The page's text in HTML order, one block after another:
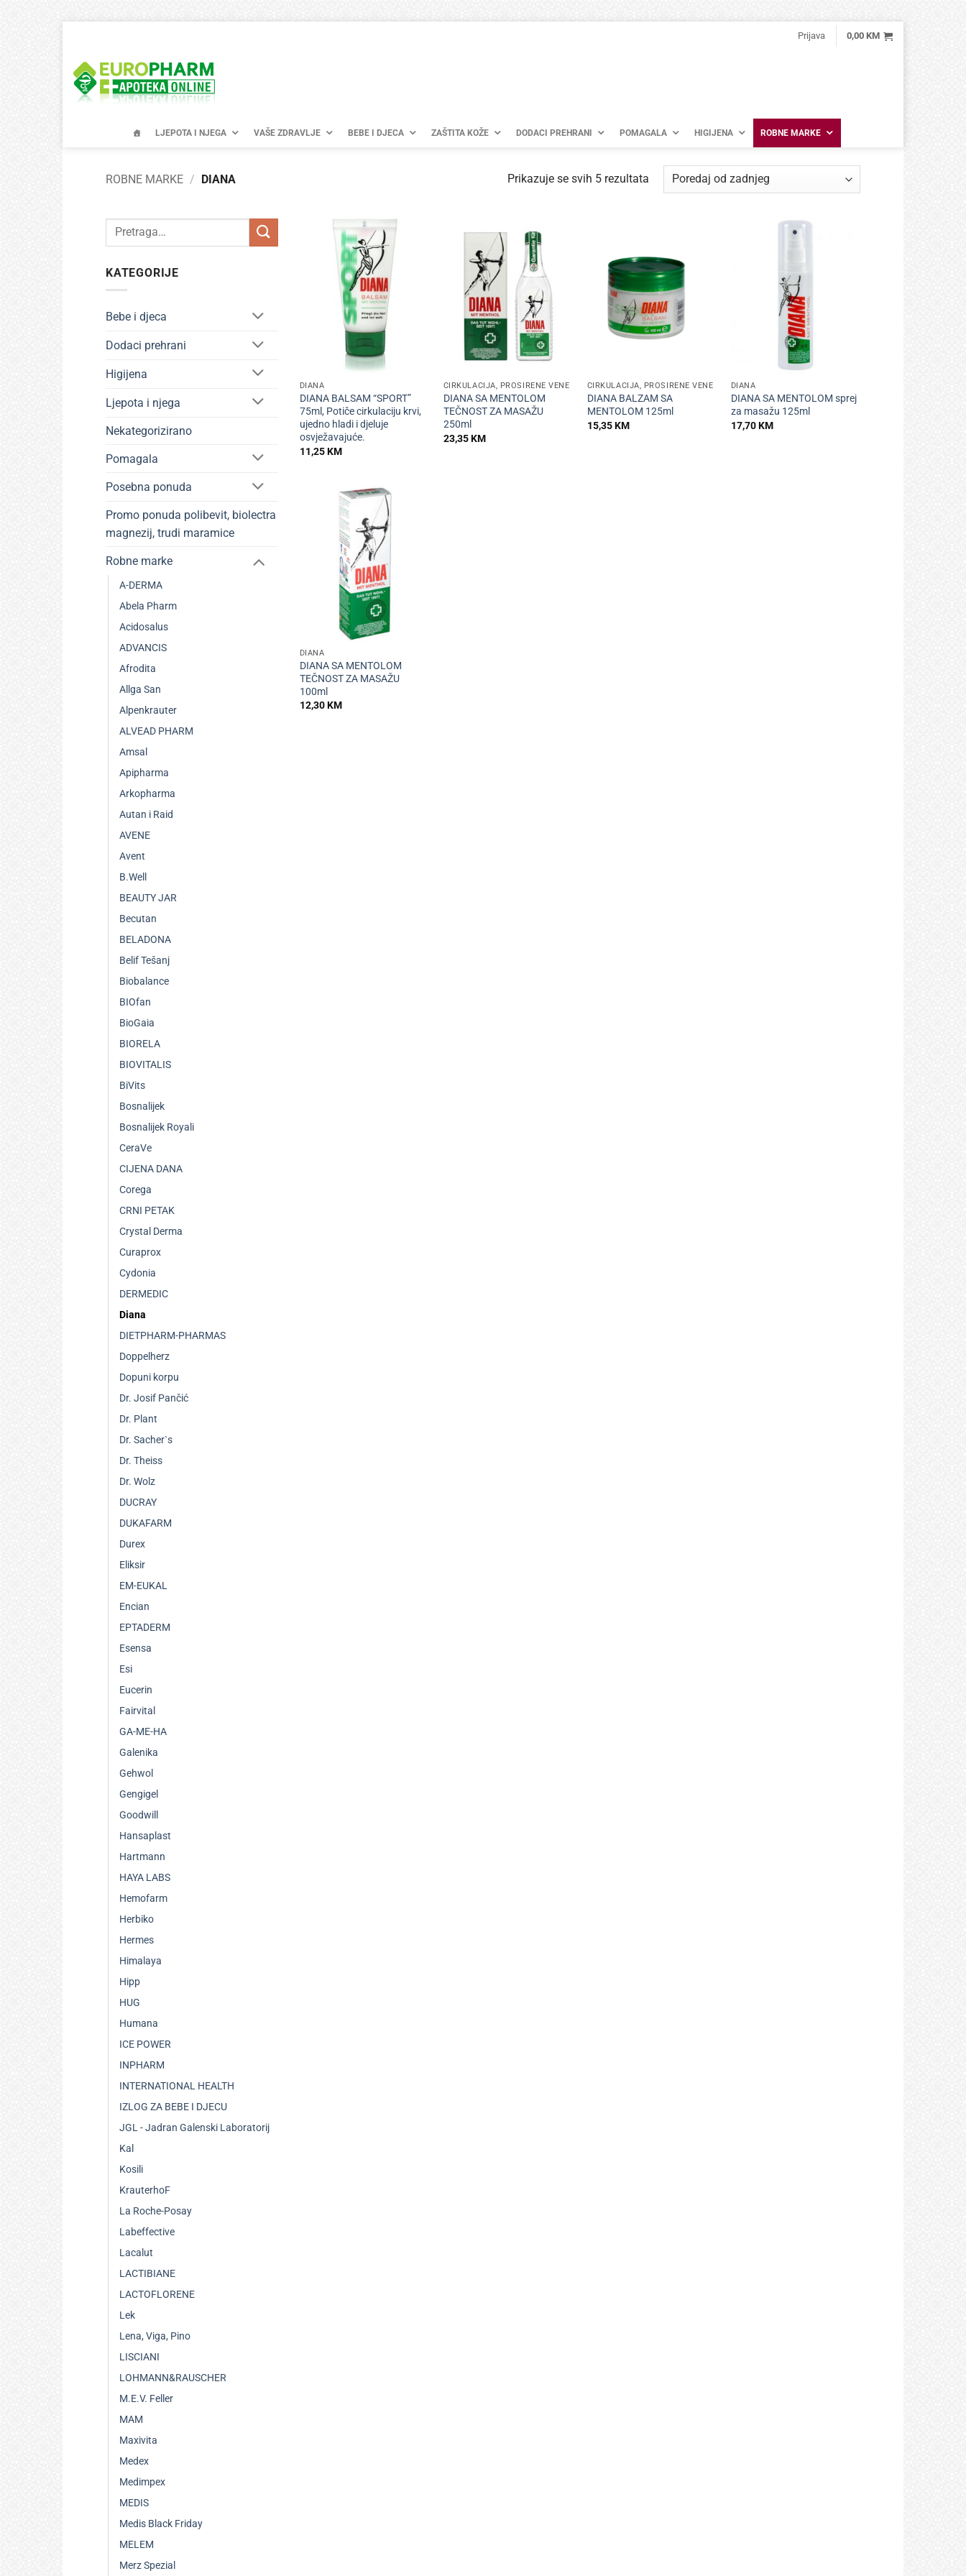
content
Prijava 0,00 KM
LJEPOTA I NJEGA VAŠE ZDRAVLJE BEBE I DJECA ZAŠTITA KOŽE DODACI PREHRANI POMAGALA HIGIJENA ROBNE MARKE
ROBNE MARKE / DIANA Prikazuje se svih 5 rezultataPoredano
Pretraži:
KATEGORIJE
Bebe i djeca
Dodaci prehrani
Higijena
Ljepota i njega
Nekategorizirano
Pomagala
Posebna ponuda
Promo ponuda polibevit, biolectra
magnezij, trudi maramice
Robne marke
A-DERMA
Abela Pharm
Acidosalus
ADVANCIS
Afrodita
Allga San
Alpenkrauter
ALVEAD PHARM
Amsal
Apipharma
Arkopharma
Autan i Raid
AVENE
Avent
B.Well
BEAUTY JAR
Becutan
BELADONA
Belif Tešanj
Biobalance
BIOfan
BioGaia
BIORELA
BIOVITALIS
BiVits
Bosnalijek
Bosnalijek Royali
CeraVe
CIJENA DANA
Corega
CRNI PETAK
Crystal Derma
Curaprox
Cydonia
DERMEDIC
Diana
DIETPHARM-PHARMAS
Doppelherz
Dopuni korpu
Dr. Josif Pančić
Dr. Plant
Dr. Sacher`s
Dr. Theiss
Dr. Wolz
DUCRAY
DUKAFARM
Durex
Eliksir
EM-EUKAL
Encian
EPTADERM
Esensa
Esi
Eucerin
Fairvital
GA-ME-HA
Galenika
Gehwol
Gengigel
Goodwill
Hansaplast
Hartmann
HAYA LABS
Hemofarm
Herbiko
Hermes
Himalaya
Hipp
HUG
Humana
ICE POWER
INPHARM
INTERNATIONAL HEALTH
IZLOG ZA BEBE I DJECU
JGL - Jadran Galenski Laboratorij
Kal
Kosili
KrauterhoF
La Roche-Posay
Labeffective
Lacalut
LACTIBIANE
LACTOFLORENE
Lek
Lena, Viga, Pino
LISCIANI
LOHMANN&RAUSCHER
M.E.V. Feller
MAM
Maxivita
Medex
Medimpex
MEDIS
Medis Black Friday
MELEM
Merz Spezial
DIANA
DIANA BALSAM “SPORT”
75ml, Potiče cirkulaciju krvi,
ujedno hladi i djeluje
osvježavajuće.
11,25KM
+
CIRKULACIJA, PROŠIRENE VENE
DIANA SA MENTOLOM
TEČNOST ZA MASAŽU
250ml
23,35KM
CIRKULACIJA, PROŠIRENE VENE
DIANA BALZAM SA
MENTOLOM 125ml
15,35KM
DIANA
DIANA SA MENTOLOM sprej
za masažu 125ml
17,70KM
DIANA
DIANA SA MENTOLOM
TEČNOST ZA MASAŽU
100ml
12,30KM